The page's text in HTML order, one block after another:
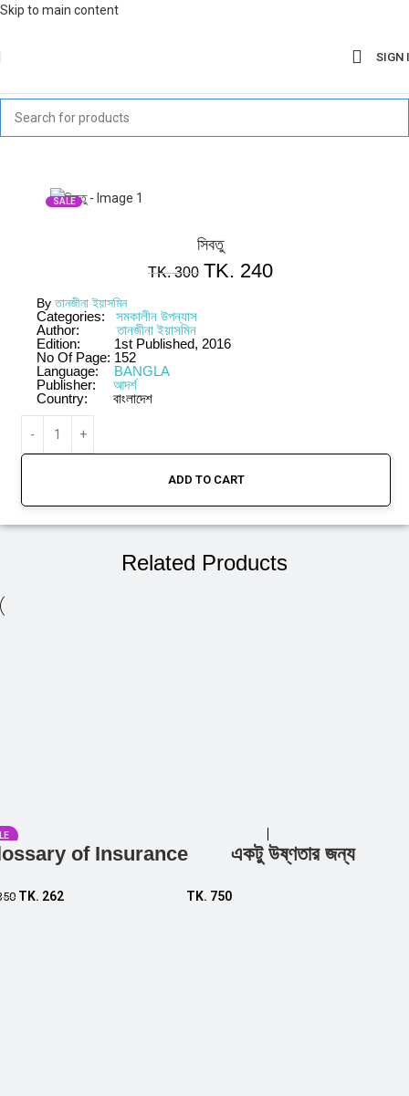
Skip to main content
SIGN
SALE
সিবতু
TK.300 TK. 240
Byতানজীনা ইয়াসমিন
Categories:
সমকালীন উপন্যাস
Author:
তানজীনা ইয়াসমিন
Edition:
1st Published, 2016
No Of Page: 152
Language:
BANGLA
Publisher:
আদর্শ
Country:
বাংলাদেশ
ADD TO CART
Related Products
of Insurance
TK. 262
Add to cart
একটু উষ্ণতার জন্য
TK. 750